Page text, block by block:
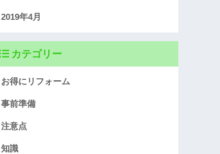
2019年4月
カテゴリー
お得にリフォーム
事前準備
注意点
知識